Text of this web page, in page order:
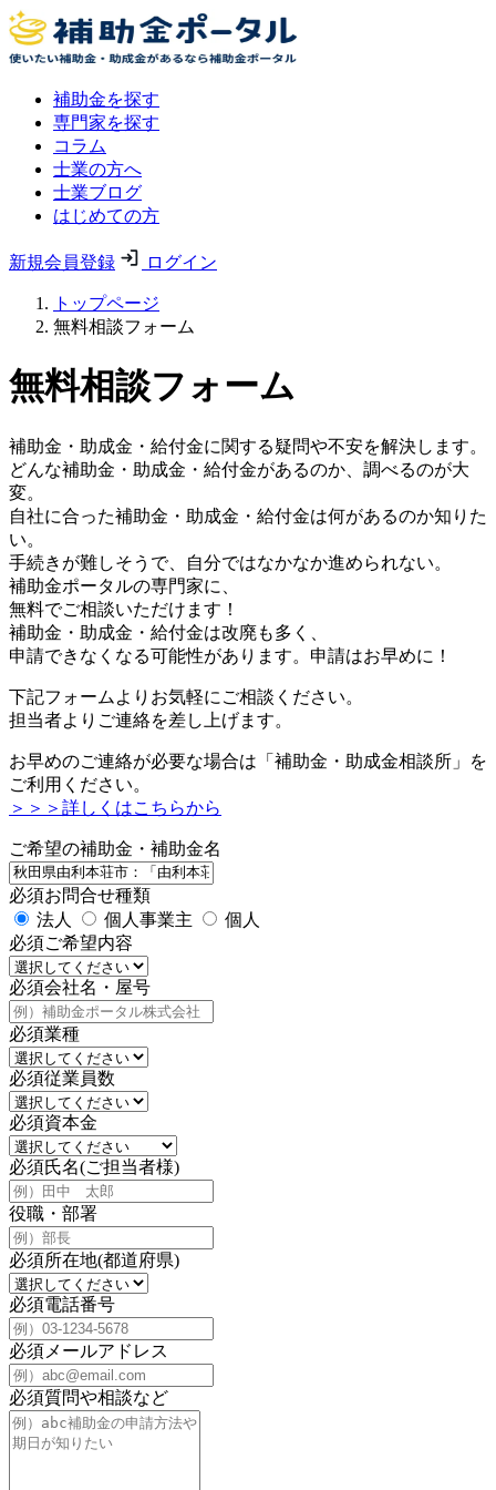
補助金を探す
専門家を探す
コラム
士業の方へ
士業ブログ
はじめての方
新規会員登録 ログイン
トップページ
無料相談フォーム
無料相談フォーム
補助金・助成金・給付金に関する疑問や不安を解決します。
どんな補助金・助成金・給付金があるのか、調べるのが大
変。
自社に合った補助金・助成金・給付金は何があるのか知りた
い。
手続きが難しそうで、自分ではなかなか進められない。
補助金ポータルの専門家に、
無料でご相談いただけます！
補助金・助成金・給付金は改廃も多く、
申請できなくなる可能性があります。申請はお早めに！
下記フォームよりお気軽にご相談ください。
担当者よりご連絡を差し上げます。
お早めのご連絡が必要な場合は「補助金・助成金相談所」を
ご利用ください。
＞＞＞詳しくはこちらから
ご希望の補助金・補助金名
必須お問合せ種類
法人
個人事業主
個人
必須ご希望内容
必須会社名・屋号
必須業種
必須従業員数
必須資本金
必須氏名(ご担当者様)
役職・部署
必須所在地(都道府県)
必須電話番号
必須 メールアドレス
必須質問や相談など